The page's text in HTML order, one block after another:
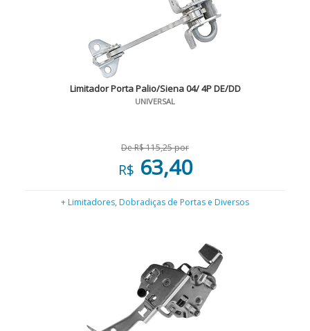
Limitador Porta Palio/Siena 04/ 4P DE/DD
UNIVERSAL
De R$ 115,25 por
R$ 63,40
+ Limitadores, Dobradiças de Portas e Diversos